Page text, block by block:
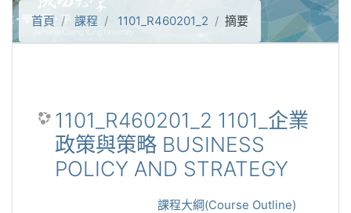
首頁 課程 1101_R460201_2 摘要
1101_R460201_2 1101_企業
政策與策略 BUSINESS
POLICY AND STRATEGY
課程大綱(Course Outline)